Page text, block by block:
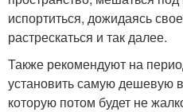
испортиться, дожидаясь
растрескаться и так далее.
Также рекомендуют на
установить самую дешевую
которую потом будет не